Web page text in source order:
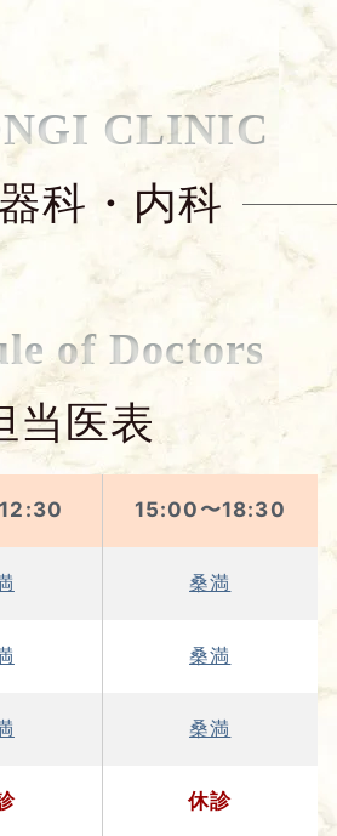
CLINIC
科・内科
of Doctors
当医表
15:00〜18:30
桑満
桑満
桑満
休診